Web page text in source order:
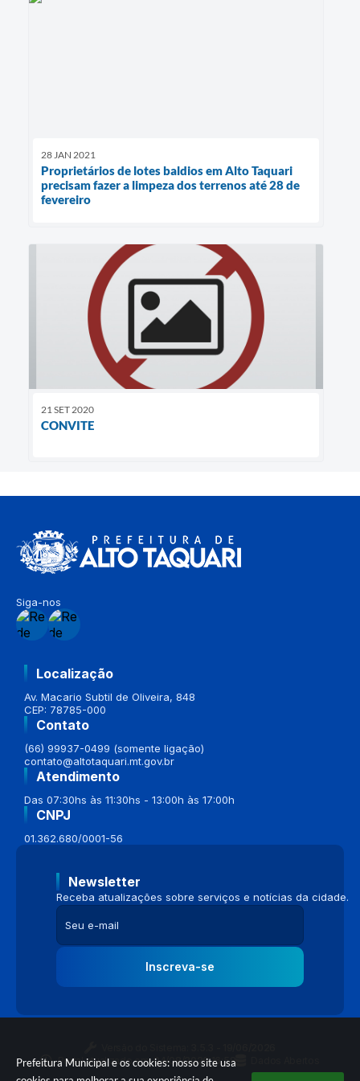
Prefeitura Municipal e os cookies: nosso site usa
28 JAN 2021
Proprietários de lotes baldios em Alto Taquari
precisam fazer a limpeza dos terrenos até 28 de
fevereiro
21 SET 2020
CONVITE
Siga-nos
Localização
Av. Macario Subtil de Oliveira, 848
CEP: 78785-000
Contato
(66) 99937-0499 (somente ligação)
contato@altotaquari.mt.gov.br
Atendimento
Das 07:30hs às 11:30hs - 13:00h às 17:00h
CNPJ
01.362.680/0001-56
Newsletter
Receba atualizações sobre serviços e notícias da cidade.
Inscreva-se
Portal atualizado em:04/08/2026 16:58